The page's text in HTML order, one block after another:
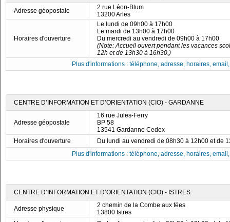
Adresse géopostale
2 rue Léon-Blum
13200 Arles
Horaires d'ouverture
Le lundi de 09h00 à 17h00
Le mardi de 13h00 à 17h00
Du mercredi au vendredi de 09h00 à 17h00
(Note: Accueil ouvert pendant les vacances
12h et de 13h30 à 16h30.)
Plus d'informations : téléphone, adresse, horaires,
CENTRE D’INFORMATION ET D’ORIENTATION (CIO) - GARDANNE
Adresse géopostale
16 rue Jules-Ferry
BP 58
13541 Gardanne Cedex
Horaires d'ouverture
Du lundi au vendredi de 08h30 à 12h00 et de
Plus d'informations : téléphone, adresse, horaires,
CENTRE D’INFORMATION ET D’ORIENTATION (CIO) - ISTRES
Adresse physique
2 chemin de la Combe aux fées
13800 Istres